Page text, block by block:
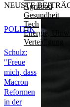
Agrifood
Gesundheit
Tech
Energie,
Verteidigung
NEUSTE
Schulz:
"Freue
mich, dass
Macron
Reformen
in der
POLITIK